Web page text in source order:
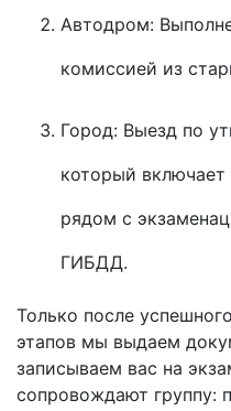
Автодром:
комиссией из
Город: Выезд по
который
рядом с
ГИБДД.
Только после
этапов мы выдаем
записываем вас на
сопровождают группу: